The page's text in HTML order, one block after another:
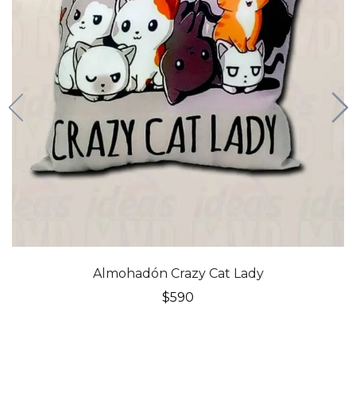
Almohadón Crazy Cat Lady
$590